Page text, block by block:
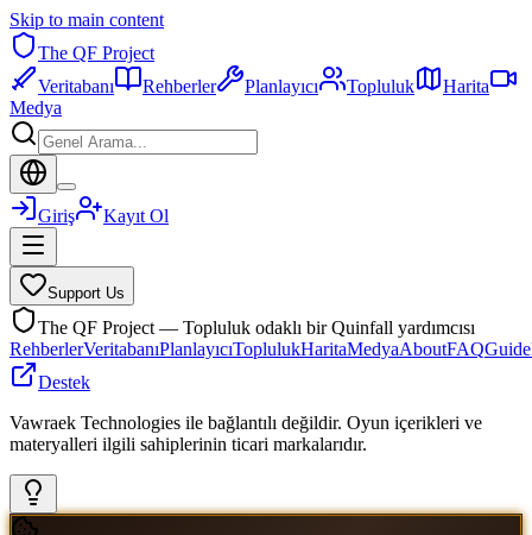
Skip to main content
The QF Project
Veritabanı
Rehberler Planlayıcı Topluluk
Harita
Medya
Giriş Kayıt Ol
Support Us
The QF Project — Topluluk odaklı bir Quinfall yardımcısı
RehberlerVeritabanıPlanlayıcıToplulukHaritaMedyaAboutFAQ
Destek
Vawraek Technologies ile bağlantılı değildir. Oyun içerikleri ve
materyalleri ilgili sahiplerinin ticari markalarıdır.